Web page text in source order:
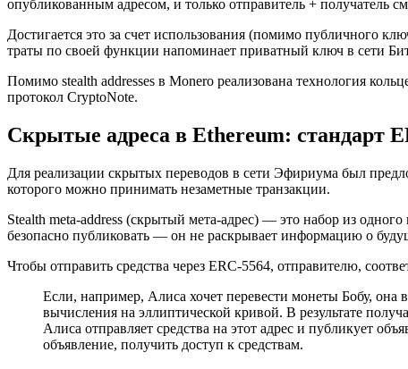
опубликованным адресом, и только отправитель + получатель
Достигается это за счет использования (помимо публичного
траты по своей функции напоминает приватный ключ в сети
Помимо stealth addresses в Monero реализована технология
протокол CryptoNote.
Скрытые адреса в Ethereum: стандарт
Для реализации скрытых переводов в сети Эфириума был
которого можно принимать незаметные транзакции.
Stealth meta-address (скрытый мета-адрес) — это набор из
безопасно публиковать — он не раскрывает информацию о
Чтобы отправить средства через ERC-5564, отправителю,
Если, например, Алиса хочет перевести монеты Бобу, она
вычисления на эллиптической кривой. В результате
Алиса отправляет средства на этот адрес и публикует
объявление, получить доступ к средствам.